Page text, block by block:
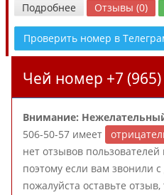
Подробнее Отзывы (0)
Проверить номер в
Чей номер +7 (965)
Внимание:
506-50-57 имеет
нет отзывов
поэтому если вам звонили
пожалуйста оставьте